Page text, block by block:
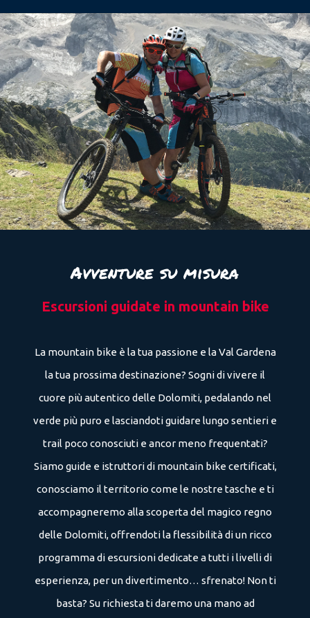
Avventure su misura
Escursioni guidate in mountain bike
La mountain bike è la tua passione e la Val Gardena
la tua prossima destinazione? Sogni di vivere il
cuore più autentico delle Dolomiti, pedalando nel
verde più puro e lasciandoti guidare lungo sentieri e
trail poco conosciuti e ancor meno frequentati?
Siamo guide e istruttori di mountain bike certificati,
conosciamo il territorio come le nostre tasche e ti
accompagneremo alla scoperta del magico regno
delle Dolomiti, offrendoti la flessibilità di un ricco
programma di escursioni dedicate a tutti i livelli di
esperienza, per un divertimento… sfrenato! Non ti
basta? Su richiesta ti daremo una mano ad